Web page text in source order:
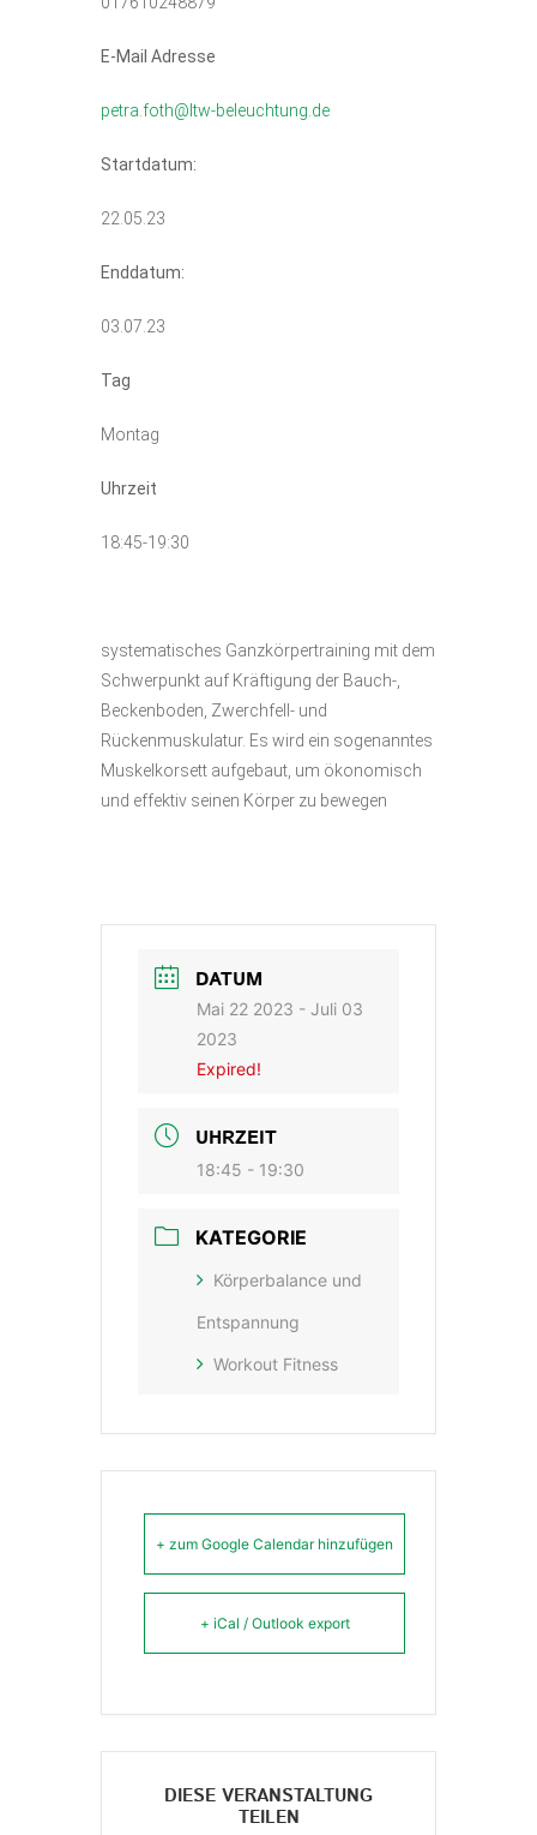
E-Mail Adresse
petra.foth@ltw-beleuchtung.de
Startdatum:
22.05.23
Enddatum:
03.07.23
Tag
Montag
Uhrzeit
18:45-19:30
systematisches Ganzkörpertraining mit dem
Schwerpunkt auf Kräftigung der Bauch-,
Beckenboden, Zwerchfell- und
Rückenmuskulatur. Es wird ein sogenanntes
Muskelkorsett aufgebaut, um ökonomisch
und effektiv seinen Körper zu bewegen
DATUM
Mai 22 2023 - Juli 03
2023
Expired!
UHRZEIT
18:45 - 19:30
KATEGORIE
Körperbalance und
Entspannung
Workout Fitness
+ zum Google Calendar hinzufügen
+ iCal / Outlook export
DIESE VERANSTALTUNG
TEILEN